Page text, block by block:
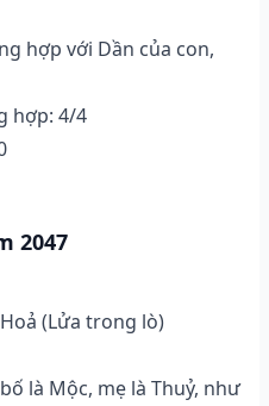
hợp với Dần của con,
hợp: 4/4
2047
(Lửa trong lò)
là Mộc, mẹ là Thuỷ, như